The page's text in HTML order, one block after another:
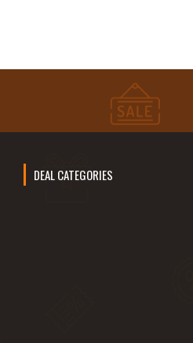
DEAL CATEGORIES